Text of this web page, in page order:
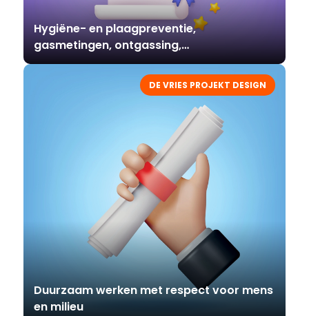
Hygiëne- en plaagpreventie,
gasmetingen, ontgassing,
luchtbehandeling
DE VRIES PROJEKT DESIGN
Duurzaam werken met respect voor mens
en milieu